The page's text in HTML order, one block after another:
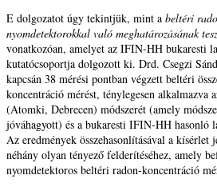
E dolgozatot úgy tekintjük, mint a beltéri
nyomdetektorokkal való meghatározásának
vonatkozóan, amelyet az IFIN-HH bukaresti
kutatócsoportja dolgozott ki. Drd. Csegzi
kapcsán 38 mérési pontban végzett beltéri
koncentráció mérést, ténylegesen alkalmazva
(Atomki, Debrecen) módszerét (amely
jóváhagyott) és a bukaresti IFIN-HH hasonló
Az eredmények összehasonlításával a kísérlet
néhány olyan tényező felderítéséhez, amely
nyomdetektoros beltéri radon-koncentráció